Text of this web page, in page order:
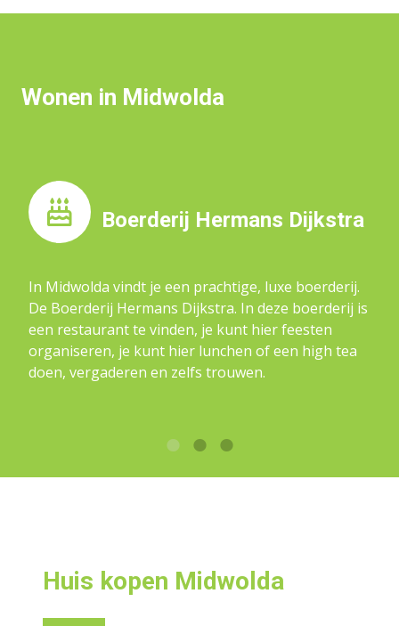
Wonen in Midwolda
Boerderij Hermans Dijkstra
In Midwolda vindt je een prachtige, luxe boerderij.
De Boerderij Hermans Dijkstra. In deze boerderij is
een restaurant te vinden, je kunt hier feesten
organiseren, je kunt hier lunchen of een high tea
doen, vergaderen en zelfs trouwen.
Huis kopen Midwolda